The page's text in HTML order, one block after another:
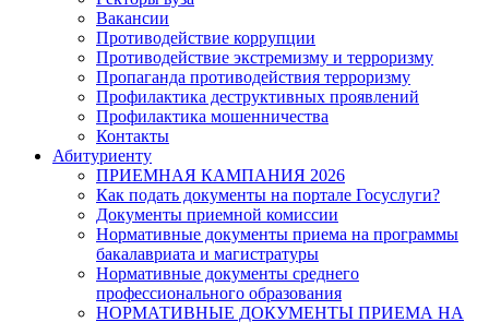
Вакансии
Противодействие коррупции
Противодействие экстремизму и терроризму
Пропаганда противодействия терроризму
Профилактика деструктивных проявлений
Профилактика мошенничества
Контакты
Абитуриенту
ПРИЕМНАЯ КАМПАНИЯ 2026
Как подать документы на портале Госуслуги?
Документы приемной комиссии
Нормативные документы приема на программы
бакалавриата и магистратуры
Нормативные документы среднего
профессионального образования
НОРМАТИВНЫЕ ДОКУМЕНТЫ ПРИЕМА НА